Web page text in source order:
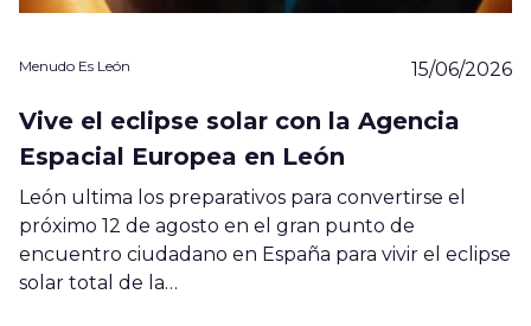
Menudo Es León 15/06/2026
Vive el eclipse solar con la Agencia
Espacial Europea en León
León ultima los preparativos para convertirse el
próximo 12 de agosto en el gran punto de
encuentro ciudadano en España para vivir el eclipse
solar total de la…